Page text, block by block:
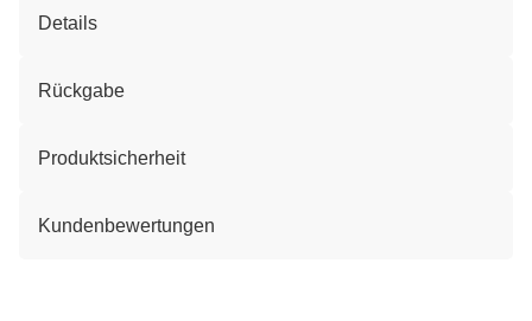
Details
Rückgabe
Produktsicherheit
Kundenbewertungen